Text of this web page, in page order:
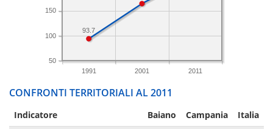
1991 2001 2011
50
100
150
93.7
CONFRONTI TERRITORIALI AL 2011
Indicatore Baiano Campania Italia